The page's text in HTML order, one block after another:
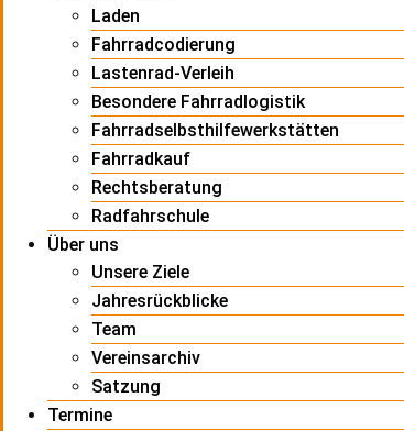
Laden
Fahrradcodierung
Lastenrad-Verleih
Besondere Fahrradlogistik
Fahrradselbsthilfewerkstätten
Fahrradkauf
Rechtsberatung
Radfahrschule
Über uns
Unsere Ziele
Jahresrückblicke
Team
Vereinsarchiv
Satzung
Termine